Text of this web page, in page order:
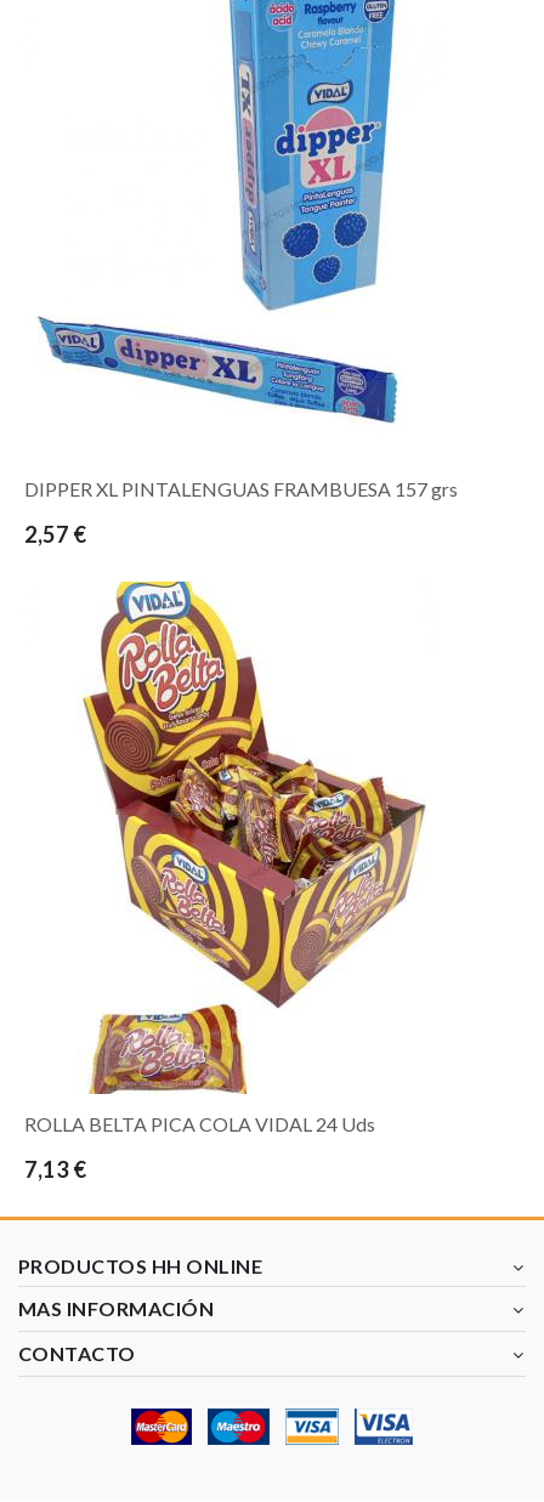
DIPPER XL PINTALENGUAS FRAMBUESA 157 grs
2,57 €
ROLLA BELTA PICA COLA VIDAL 24 Uds
7,13 €
PRODUCTOS HH ONLINE
MAS INFORMACIÓN
CONTACTO